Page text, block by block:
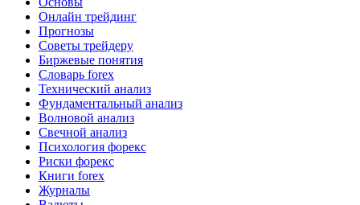
Онлайн трейдинг
Прогнозы
Советы трейдеру
Биржевые понятия
Словарь forex
Технический анализ
Фундаментальный анализ
Волновой анализ
Свечной анализ
Психология форекс
Риски форекс
Книги forex
Журналы